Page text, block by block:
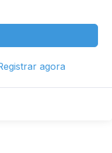
agora